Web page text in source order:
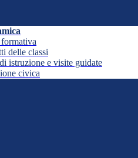
delle classi
istruzione e visite guidate
civica